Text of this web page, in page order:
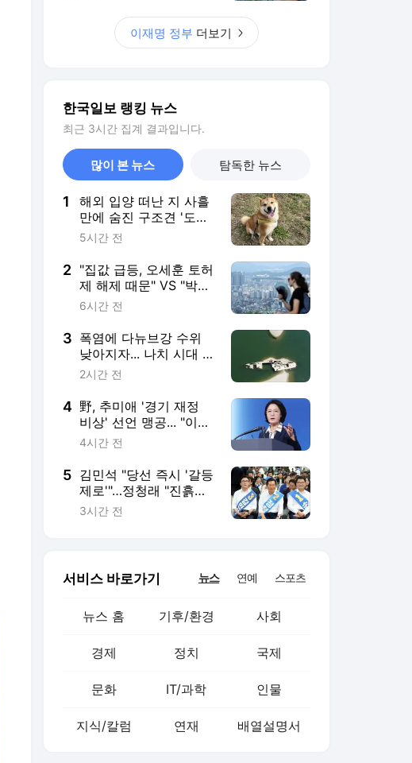
이재명 정부 더보기
한국일보 랭킹 뉴스
최근 3시간 집계 결과입니다.
많이 본 뉴스 탐독한 뉴스
1
해외 입양 떠난 지 사흘
만에 숨진 구조견 '도
담'… 관리 공백 드러났
5시간 전
2 "집값 급등, 오세훈 토허
제 해제 때문" VS "박원
순, 43만 가구 공급 날
6시간 전
3 폭염에 다뉴브강 수위
낮아지자... 나치 시대 침
몰선 10척 넘게 수면 위
2시간 전
4 野, 추미애 '경기 재정
비상' 선언 맹공... "이재
명 지사 '현금 살포 정
4시간 전
5 김민석 "당선 즉시 '갈등
제로'"…정청래 "진흙탕
만들곤 이제 와서?"
3시간 전
서비스 바로가기 뉴스 연예 스포츠
뉴스 홈 기후/환경 사회
경제 정치 국제
문화 IT/과학 인물
지식/칼럼 연재 배열설명서